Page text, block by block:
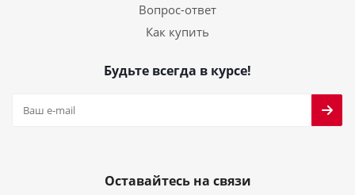
Вопрос-ответ
Как купить
Будьте всегда в курсе!
Оставайтесь на связи